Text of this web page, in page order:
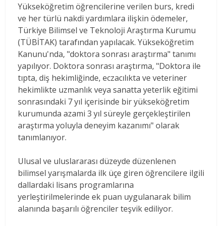
Yükseköğretim öğrencilerine verilen burs, kredi
ve her türlü nakdi yardımlara ilişkin ödemeler,
Türkiye Bilimsel ve Teknoloji Araştırma Kurumu
(TÜBİTAK) tarafından yapılacak. Yükseköğretim
Kanunu'nda, "doktora sonrası araştırma" tanımı
yapılıyor. Doktora sonrası araştırma, "Doktora ile
tıpta, diş hekimliğinde, eczacılıkta ve veteriner
hekimlikte uzmanlık veya sanatta yeterlik eğitimi
sonrasındaki 7 yıl içerisinde bir yükseköğretim
kurumunda azami 3 yıl süreyle gerçekleştirilen
araştırma yoluyla deneyim kazanımı" olarak
tanımlanıyor.
Ulusal ve uluslararası düzeyde düzenlenen
bilimsel yarışmalarda ilk üçe giren öğrencilere ilgili
dallardaki lisans programlarına
yerleştirilmelerinde ek puan uygulanarak bilim
alanında başarılı öğrenciler teşvik ediliyor.